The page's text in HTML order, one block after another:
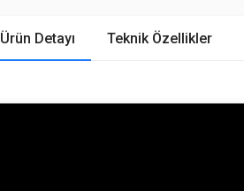
Ürün Detayı Teknik Özellikler